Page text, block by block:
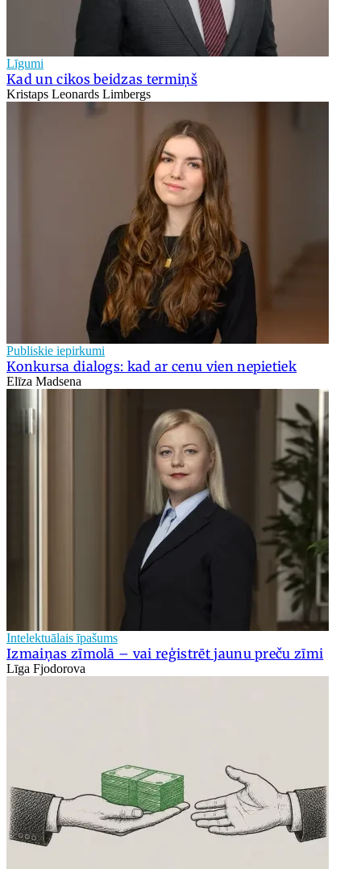
Līgumi
Kad un cikos beidzas termiņš
Kristaps Leonards Limbergs
Publiskie iepirkumi
Konkursa dialogs: kad ar cenu vien nepietiek
Elīza Madsena
Intelektuālais īpašums
Izmaiņas zīmolā – vai reģistrēt jaunu preču zīmi
Līga Fjodorova